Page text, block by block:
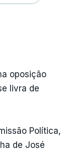
oposição
livra de
Política,
de José